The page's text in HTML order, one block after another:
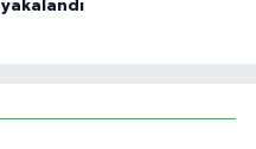
yakalandı